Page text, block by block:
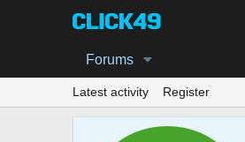
Forums
Latest activity Register